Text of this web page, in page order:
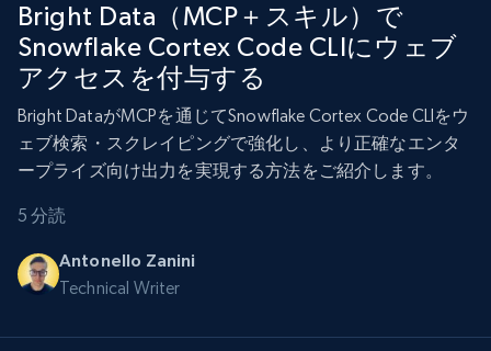
Bright Data（MCP＋スキル）で
Snowflake Cortex Code CLIにウェブ
アクセスを付与する
Bright DataがMCPを通じてSnowflake Cortex Code CLIをウ
ェブ検索・スクレイピングで強化し、より正確なエンタ
ープライズ向け出力を実現する方法をご紹介します。
5 分読
Antonello Zanini
Technical Writer